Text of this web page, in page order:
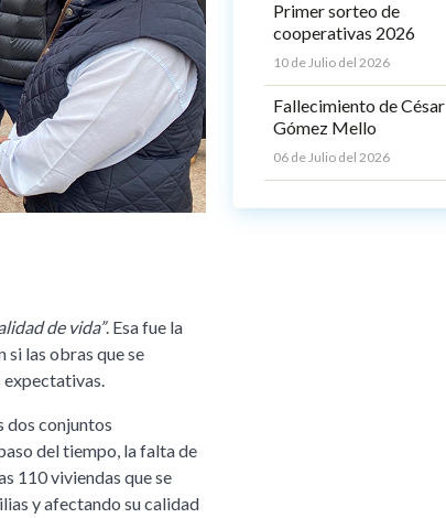
de vida”. Esa fue la
si las obras que se
expectativas.
dos conjuntos
del tiempo, la falta de
110 viviendas que se
y afectando su calidad
Primer sorteo de
cooperativas 2026
10 de Julio del 2026
Fallecimiento de César
Gómez Mello
06 de Julio del 2026